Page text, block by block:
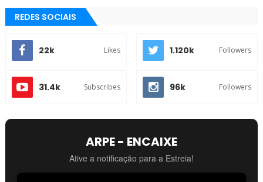
REDES SOCIAIS
22k Likes 1.120k Followers
31.4k Subscribes 96k Followers
ARPE - ENCAIXE
Ative a notificação para a Estreia!